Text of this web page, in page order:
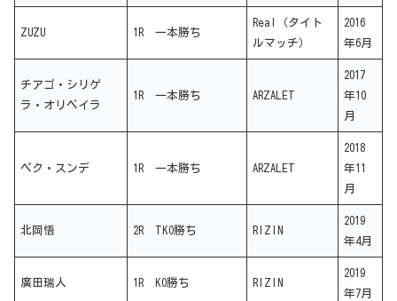
ZUZU 1R 一本勝ち
Real（タイト
ルマッチ）
2016
年6月
チアゴ・シリゲ
ラ・オリベイラ
1R 一本勝ち ARZALET
2017
年10
月
ペク・スンデ 1R 一本勝ち ARZALET
2018
年11
月
北岡悟 2R TKO勝ち RIZIN
2019
年4月
廣田瑞人 1R KO勝ち RIZIN
2019
年7月